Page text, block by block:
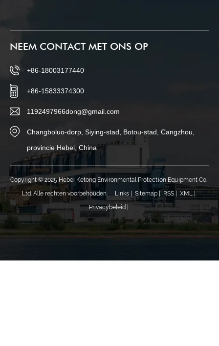
NEEM CONTACT MET ONS OP
+86-18003177440
+86-15833374300
1192497966dong@gmail.com
Changboluo-dorp, Siying-stad, Botou-stad, Cangzhou,
provincie Hebei, China
Copyright © 2025 Hebei Ketong Environmental Protection Equipment Co.,
Ltd. Alle rechten voorbehouden.
Links Sitemap |RSS | XML|
Privacybeleid